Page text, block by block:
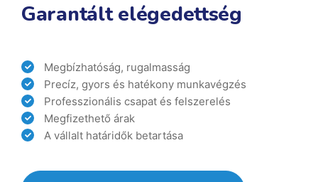
Garantált elégedettség
Megbízhatóság, rugalmasság
Precíz, gyors és hatékony munkavégzés
Professzionális csapat és felszerelés
Megfizethető árak
A vállalt határidők betartása